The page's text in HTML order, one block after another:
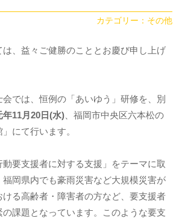
カテゴリー： その他
、益々ご健勝のこととお慶び申し上げ
では、恒例の「あいゆう」研修を、別
年11月20日(水) 、福岡市中央区六本松の
にて行います。
要支援者に対する支援」をテーマに取
福岡県内でも豪雨災害など大規模災害が
る高齢者・障害者の方など、要支援者
課題となっています。このような要支